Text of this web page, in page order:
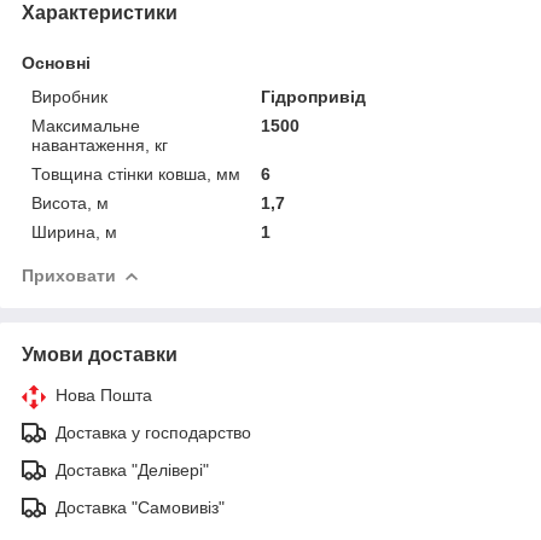
Характеристики
Основні
Виробник
Гідропривід
Максимальне
навантаження, кг
1500
Товщина стінки ковша, мм
6
Висота, м
1,7
Ширина, м
1
Приховати
Умови доставки
Нова Пошта
Доставка у господарство
Доставка "Делівері"
Доставка "Самовивіз"